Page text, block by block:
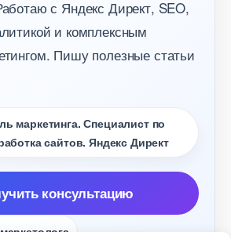
с Яндекс Директ, SEO,
и комплексным
Пишу полезные статьи
маркетинга. Специалист по
сайтов. Яндекс Директ
консультацию